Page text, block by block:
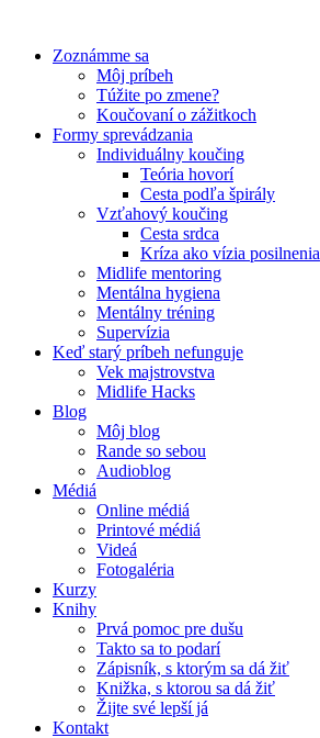
obsah
Zoznámme sa
Môj príbeh
Túžite po zmene?
Koučovaní o zážitkoch
Formy sprevádzania
Individuálny koučing
Teória hovorí
Cesta podľa špirály
Vzťahový koučing
Cesta srdca
Kríza ako vízia posilnenia
Midlife mentoring
Mentálna hygiena
Mentálny tréning
Supervízia
Keď starý príbeh nefunguje
Vek majstrovstva
Midlife Hacks
Blog
Môj blog
Rande so sebou
Audioblog
Médiá
Online médiá
Printové médiá
Videá
Fotogaléria
Kurzy
Knihy
Prvá pomoc pre dušu
Takto sa to podarí
Zápisník, s ktorým sa dá žiť
Knižka, s ktorou sa dá žiť
Žijte své lepší já
Kontakt